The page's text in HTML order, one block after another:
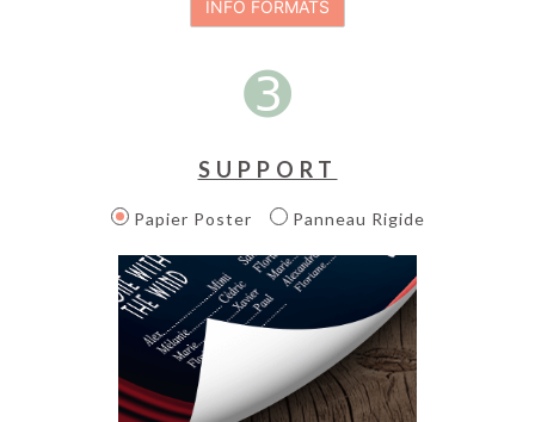
➌
SUPPORT
Papier Poster Panneau Rigide